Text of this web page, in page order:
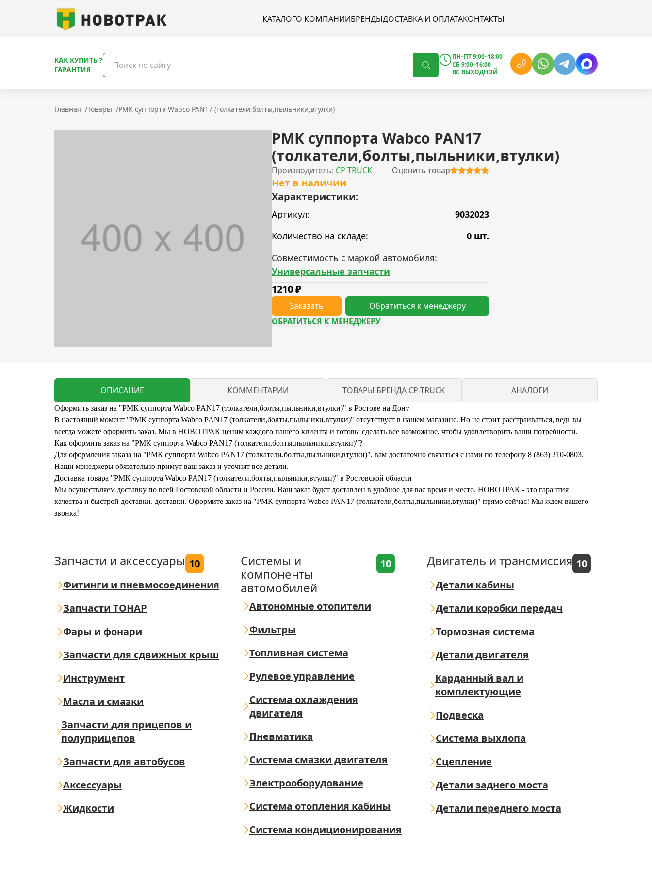
КАТАЛОГО КОМПАНИИБРЕНДЫДОСТАВКА И ОПЛАТАКОНТАКТЫ
КАК КУПИТЬ ?
ГАРАНТИЯ
ПН–ПТ 9:00–18:00
СБ 9:00–16:00
ВС ВЫХОДНОЙ
Главная /Товары /РМК суппорта Wabco PAN17 (толкатели,болты,пыльники,втулки)
РМК суппорта Wabco PAN17
(толкатели,болты,пыльники,втулки)
Производитель: CP-TRUCK Оценить товар
Нет в наличии
Характеристики:
Артикул:
9032023
Количество на складе:
0 шт.
Совместимость с маркой автомобиля:
Универсальные запчасти
1210₽
Заказать
Обратиться к менеджеру
ОБРАТИТЬСЯ К МЕНЕДЖЕРУ
ОПИСАНИЕ КОММЕНТАРИИ ТОВАРЫ БРЕНДА CP-TRUCK АНАЛОГИ
Оформить заказ на "РМК суппорта Wabco PAN17 (толкатели,болты,пыльники,втулки)" в Ростове на Дону
В настоящий момент "РМК суппорта Wabco PAN17 (толкатели,болты,пыльники,втулки)" отсутствует в нашем магазине. Но не стоит расстраиваться, ведь вы
всегда можете оформить заказ. Мы в НОВОТРАК ценим каждого нашего клиента и готовы сделать все возможное, чтобы удовлетворить ваши потребности.
Как оформить заказ на "РМК суппорта Wabco PAN17 (толкатели,болты,пыльники,втулки)"?
Для оформления заказа на "РМК суппорта Wabco PAN17 (толкатели,болты,пыльники,втулки)", вам достаточно связаться с нами по телефону 8 (863) 210-0803.
Наши менеджеры обязательно примут ваш заказ и уточнят все детали.
Доставка товара "РМК суппорта Wabco PAN17 (толкатели,болты,пыльники,втулки)" в Ростовской области
Мы осуществляем доставку по всей Ростовской области и России. Ваш заказ будет доставлен в удобное для вас время и место. НОВОТРАК - это гарантия
качества и быстрой доставки. доставки. Оформите заказ на "РМК суппорта Wabco PAN17 (толкатели,болты,пыльники,втулки)" прямо сейчас! Мы ждем вашего
звонка!
Запчасти и аксессуары 10
Фитинги и пневмосоединения
Запчасти ТОНАР
Фары и фонари
Запчасти для сдвижных крыш
Инструмент
Масла и смазки
Запчасти для прицепов и
полуприцепов
Запчасти для автобусов
Аксессуары
Жидкости
Системы и
компоненты
автомобилей
10
Автономные отопители
Фильтры
Топливная система
Рулевое управление
Система охлаждения
двигателя
Пневматика
Система смазки двигателя
Электрооборудование
Система отопления кабины
Система кондиционирования
Двигатель и трансмиссия 10
Детали кабины
Детали коробки передач
Тормозная система
Детали двигателя
Карданный вал и
комплектующие
Подвеска
Система выхлопа
Сцепление
Детали заднего моста
Детали переднего моста